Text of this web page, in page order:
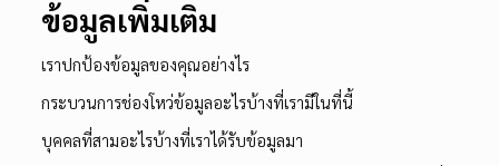
ข้อมูลเพิ่มเติม
เราปกป้องข้อมูลของคุณอย่างไร
กระบวนการช่องโหว่ข้อมูลอะไรบ้างที่เรามีในที่นี้
บุคคลที่สามอะไรบ้างที่เราได้รับข้อมูลมา